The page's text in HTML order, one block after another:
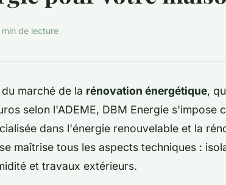
min de lecture
marché de la rénovation énergétique,
selon l'ADEME, DBM Energie s'impose
dans l'énergie renouvelable et la
maîtrise tous les aspects techniques :
et travaux extérieurs.